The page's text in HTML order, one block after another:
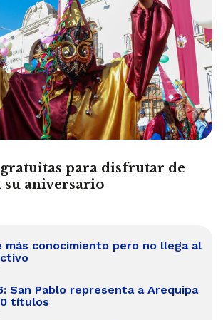
para disfrutar de
su aniversario
más conocimiento pero no llega al
San Pablo representa a Arequipa
títulos